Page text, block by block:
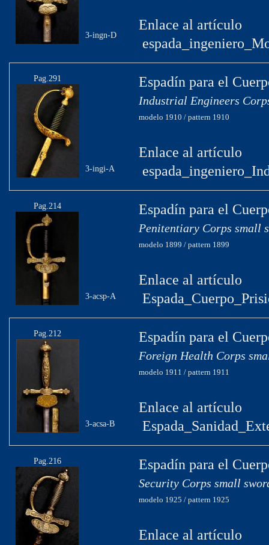
3-ingn-D
Enlace al artículo
Pag.291
3-ingi-A
Espadín para el
Industrial Engineers
modelo 1910 / pattern 1910
Enlace al artículo
Pag.214
3-acsp-A
Espadín para el
Penitentiary Corps small
modelo 1899 / pattern 1899
Enlace al artículo
Pag.212
3-acsa-B
Espadín para el
Foreign Health Corps
modelo 1911 / pattern 1911
Enlace al artículo
Pag.216 Espadín para el
Security Corps small
modelo 1925 / pattern 1925
Enlace al artículo